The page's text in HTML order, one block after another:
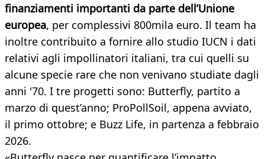
finanziamenti importanti da parte dell’Unione
europea, per complessivi 800mila euro. Il team ha
inoltre contribuito a fornire allo studio IUCN i dati
relativi agli impollinatori italiani, tra cui quelli su
alcune specie rare che non venivano studiate dagli
anni '70. I tre progetti sono: Butterfly, partito a
marzo di quest’anno; ProPollSoil, appena avviato,
il primo ottobre; e Buzz Life, in partenza a febbraio
2026.